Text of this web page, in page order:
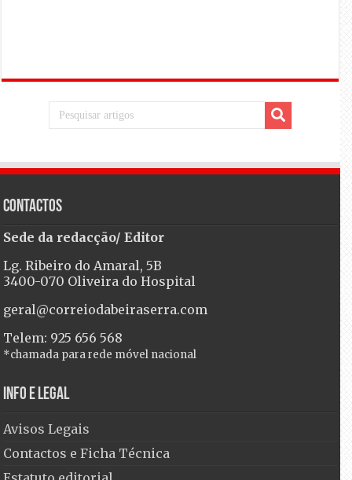
Contactos
Sede da redacção/ Editor
Lg. Ribeiro do Amaral, 5B
3400-070 Oliveira do Hospital
geral@correiodabeiraserra.com
Telem: 925 656 568
*chamada para rede móvel nacional
Info e Legal
Avisos Legais
Contactos e Ficha Técnica